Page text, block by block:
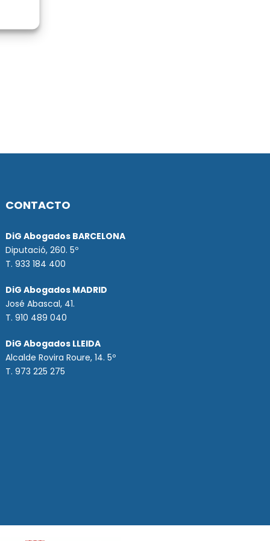
CONTACTO
DiG Abogados BARCELONA
Diputació, 260. 5º
T. 933 184 400
DiG Abogados MADRID
José Abascal, 41.
T.910 489 040
DiG Abogados LLEIDA
Alcalde Rovira Roure, 14. 5º
T. 973 225 275